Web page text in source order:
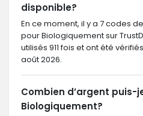
disponible?
En ce moment, il y a 7 codes
pour Biologiquement sur
utilisés 911 fois et ont été
août 2026.
Combien d’argent puis-
Biologiquement?